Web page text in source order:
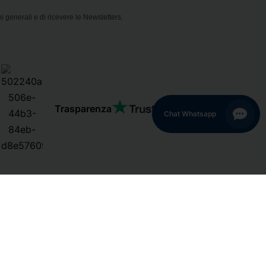
generali e di ricevere le Newsletters.
Trasparenza